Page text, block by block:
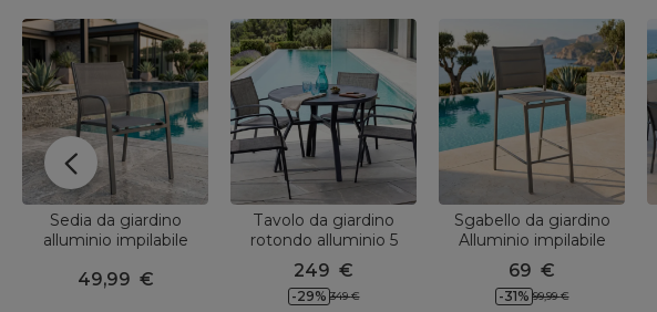
Sedia da giardino
alluminio impilabile
49,99 €
Tavolo da giardino
rotondo alluminio 5
posti (D105 cm) Murano
Grigio antracite
249 €
-29% 349 €
Sgabello da giardino
Alluminio impilabile
Murano Grigio antracito
69 €
-31% 99,99 €